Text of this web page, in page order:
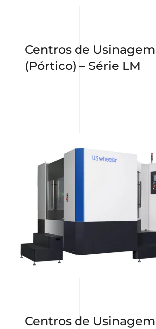
Centros de
(Pórtico) – Série LM
Centros de Usinagem